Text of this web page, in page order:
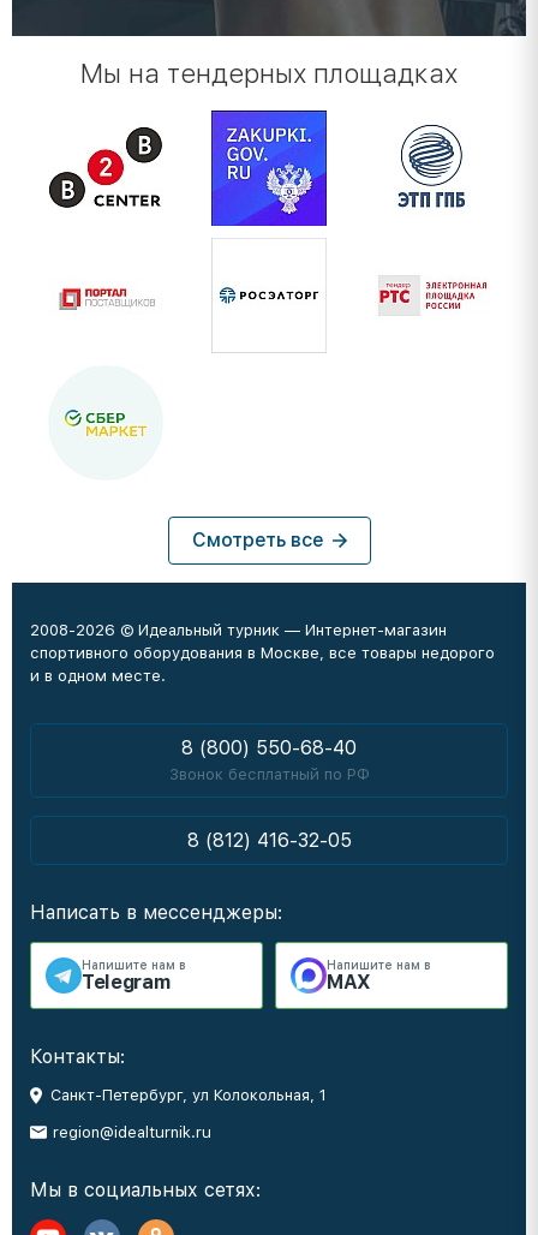
Мы на тендерных площадках
Смотреть все
2008-2026 © Идеальный турник — Интернет-магазин
спортивного оборудования в Москве, все товары недорого
и в одном месте.
8 (800) 550-68-40
Звонок бесплатный по РФ
8 (812) 416-32-05
Написать в мессенджеры:
Напишите нам в
Telegram
Напишите нам в
MAX
Контакты:
Санкт-Петербург, ул Колокольная, 1
region@idealturnik.ru
Мы в социальных сетях: